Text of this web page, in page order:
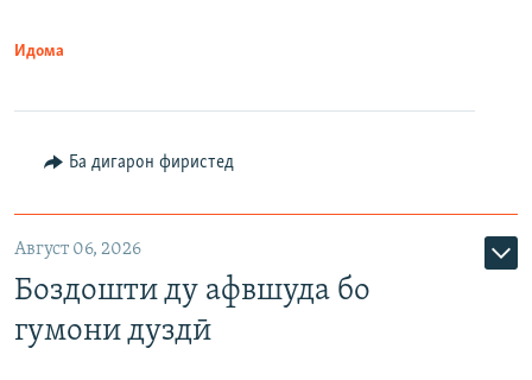
Идома
Ба дигарон фиристед
Август 06, 2026
Боздошти ду афвшуда бо
гумони дуздӣ